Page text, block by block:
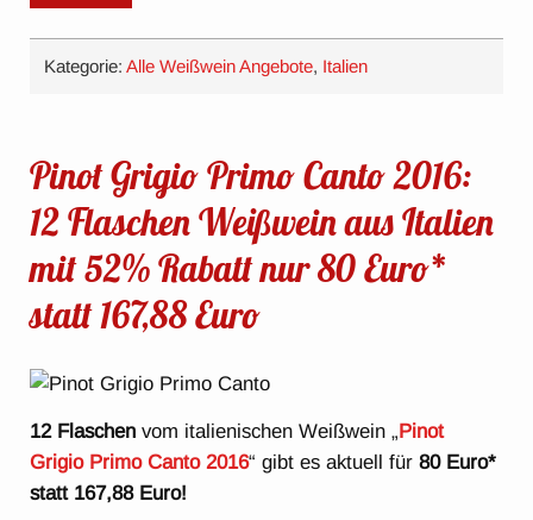
Kategorie:Alle Weißwein Angebote, Italien
Pinot Grigio Primo Canto 2016:
12 Flaschen Weißwein aus Italien
mit 52% Rabatt nur 80 Euro*
statt 167,88 Euro
12 Flaschen vom italienischen Weißwein „Pinot
Grigio Primo Canto 2016“ gibt es aktuell für80 Euro*
statt 167,88 Euro!